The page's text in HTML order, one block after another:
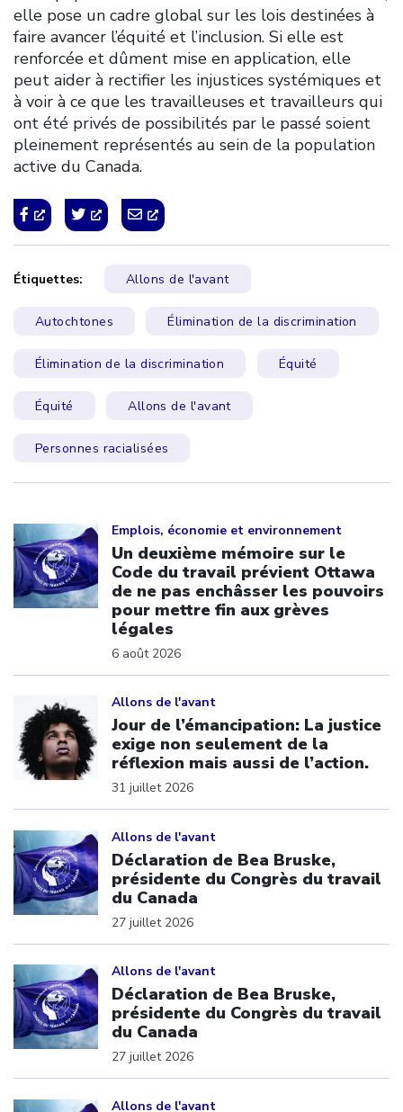
elle pose un cadre global sur les lois destinées à
faire avancer l’équité et l’inclusion. Si elle est
renforcée et dûment mise en application, elle
peut aider à rectifier les injustices systémiques et
à voir à ce que les travailleuses et travailleurs qui
ont été privés de possibilités par le passé soient
pleinement représentés au sein de la population
active du Canada.
Étiquettes: Allons de l'avant
Autochtones Élimination de la discrimination
Élimination de la discrimination Équité
Équité Allons de l'avant
Personnes racialisées
Emplois, économie et environnement
Un deuxième mémoire sur le
Code du travail prévient Ottawa
de ne pas enchâsser les pouvoirs
pour mettre fin aux grèves
légales
6 août 2026
Allons de l'avant
Jour de l’émancipation: La justice
exige non seulement de la
réflexion mais aussi de l’action.
31 juillet 2026
Allons de l'avant
Déclaration de Bea Bruske,
présidente du Congrès du travail
du Canada
27 juillet 2026
Allons de l'avant
Déclaration de Bea Bruske,
présidente du Congrès du travail
du Canada
27 juillet 2026
Allons de l'avant